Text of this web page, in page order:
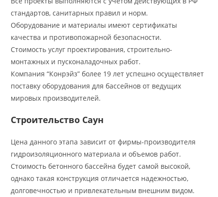
стандартов, санитарных правил и норм.
Оборудование и материалы имеют сертификаты
качества и противопожарной безопасности.
Стоимость услуг проектирования, строительно-
монтажных и пусконаладочных работ.
Компания “Конрэйз” более 19 лет успешно осуществляет
поставку оборудования для бассейнов от ведущих
мировых производителей.
Строительство Саун
Цена данного этапа зависит от фирмы-производителя
гидроизоляционного материала и объемов работ.
Стоимость бетонного бассейна будет самой высокой,
однако такая конструкция отличается надежностью,
долговечностью и привлекательным внешним видом.